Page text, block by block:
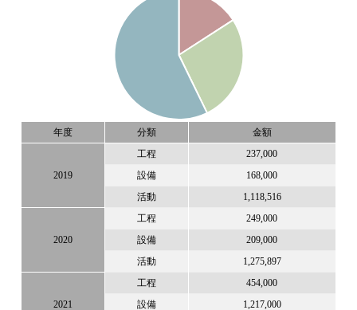
年度 分類 金額
2019
工程 237,000
設備 168,000
活動 1,118,516
2020
工程 249,000
設備 209,000
活動 1,275,897
2021
工程 454,000
設備 1,217,000